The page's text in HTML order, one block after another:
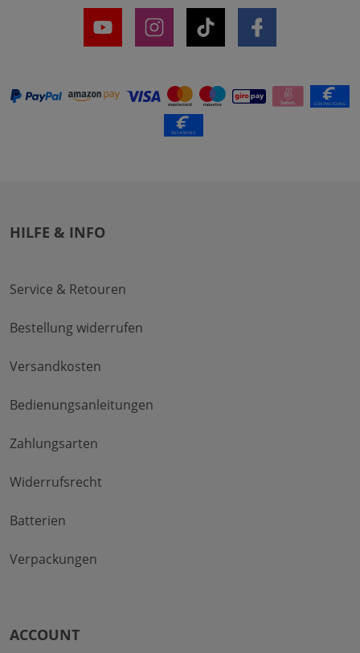
HILFE & INFO
Service & Retouren
Bestellung widerrufen
Versandkosten
Bedienungsanleitungen
Zahlungsarten
Widerrufsrecht
Batterien
Verpackungen
ACCOUNT